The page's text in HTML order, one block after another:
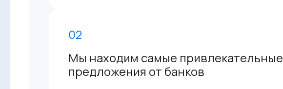
02
Мы находим самые привлекательные
предложения от банков